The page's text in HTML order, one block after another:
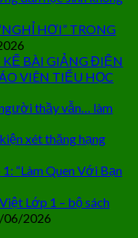
HƠI” TRONG
BÀI GIẢNG ĐIỆN
VIÊN TIỂU HỌC
thầy vẫn… làm
xét thăng hạng
“Làm Quen Với Bạn
Lớp 1 – bộ sách
06/2026